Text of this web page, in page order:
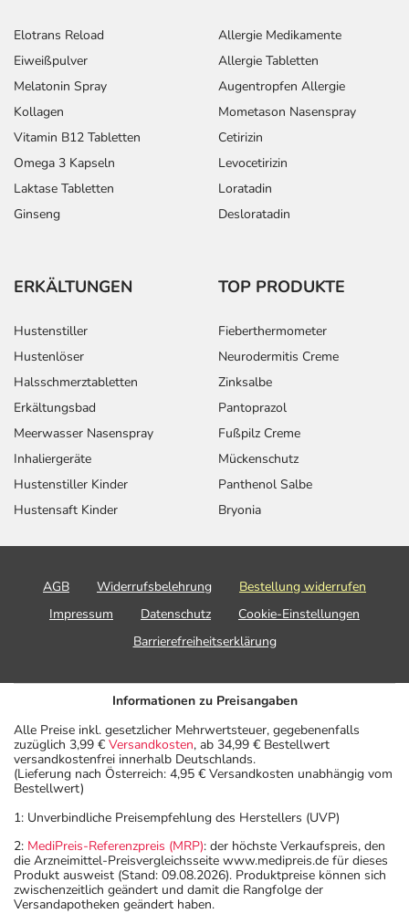
Elotrans Reload
Eiweißpulver
Melatonin Spray
Kollagen
Vitamin B12 Tabletten
Omega 3 Kapseln
Laktase Tabletten
Ginseng
Allergie Medikamente
Allergie Tabletten
Augentropfen Allergie
Mometason Nasenspray
Cetirizin
Levocetirizin
Loratadin
Desloratadin
ERKÄLTUNGEN
Hustenstiller
Hustenlöser
Halsschmerztabletten
Erkältungsbad
Meerwasser Nasenspray
Inhaliergeräte
Hustenstiller Kinder
Hustensaft Kinder
TOP PRODUKTE
Fieberthermometer
Neurodermitis Creme
Zinksalbe
Pantoprazol
Fußpilz Creme
Mückenschutz
Panthenol Salbe
Bryonia
AGB Widerrufsbelehrung
Bestellung widerrufen
Impressum
Datenschutz
Cookie-Einstellungen
Barrierefreiheitserklärung
Informationen zu Preisangaben
Alle Preise inkl. gesetzlicher Mehrwertsteuer, gegebenenfalls
zuzüglich 3,99 € Versandkosten, ab 34,99 € Bestellwert
versandkostenfrei innerhalb Deutschlands.
(Lieferung nach Österreich: 4,95 € Versandkosten unabhängig vom
Bestellwert)
1: Unverbindliche Preisempfehlung des Herstellers (UVP)
2: MediPreis-Referenzpreis (MRP): der höchste Verkaufspreis, den
die Arzneimittel-Preisvergleichsseite www.medipreis.de für dieses
Produkt ausweist (Stand: 09.08.2026). Produktpreise können sich
zwischenzeitlich geändert und damit die Rangfolge der
Versandapotheken geändert haben.